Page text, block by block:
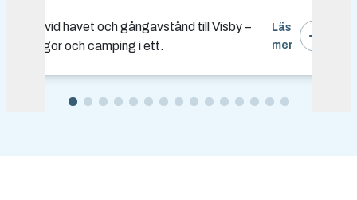
Bo vid havet och gångavstånd till Visby –
stugor och camping i ett.
Läs
mer